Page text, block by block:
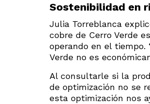
Sostenibilidad en
Julia Torreblanca
cobre de Cerro Verde
operando en el
Verde no es
Al consultarle si la
de optimización no se
esta optimización nos